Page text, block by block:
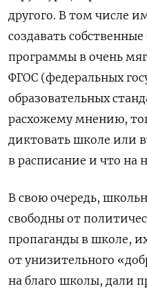
другого. В том числе
создавать
программы в очень
ФГОС (федеральных
образовательных
расхожему мнению,
диктовать школе или
в расписание и что на
В свою очередь,
свободны от
пропаганды в школе,
от унизительного
на благо школы, дали